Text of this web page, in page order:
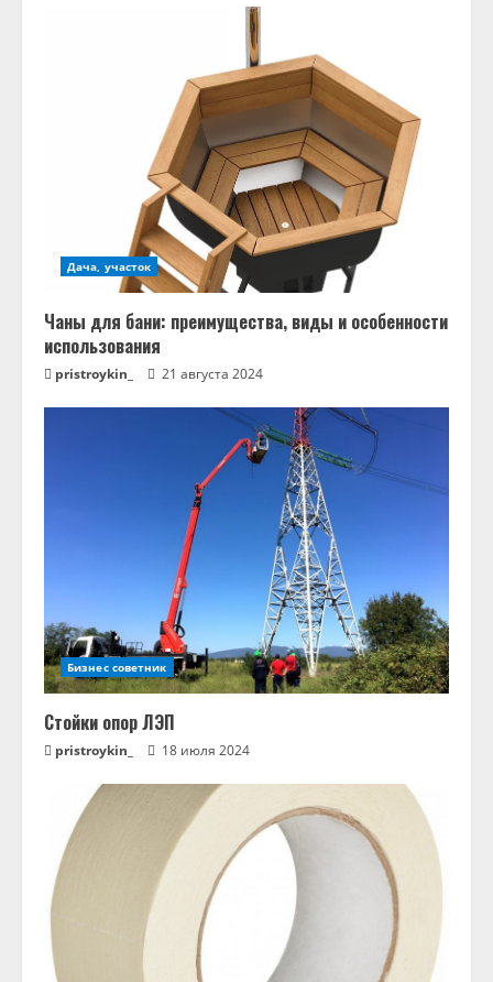
Дача, участок
Чаны для бани: преимущества, виды и особенности
использования
pristroykin_ 21 августа 2024
Бизнес советник
Стойки опор ЛЭП
pristroykin_ 18 июля 2024